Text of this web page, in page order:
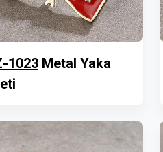
1023 Metal Yaka